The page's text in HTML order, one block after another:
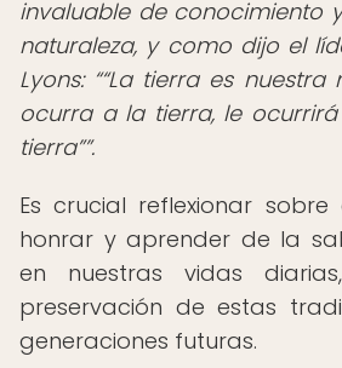
invaluable de conocimiento
naturaleza, y como dijo el
Lyons: “La tierra es nuestra
ocurra a la tierra, le
tierra” .
Es crucial reflexionar
honrar y aprender de la
en nuestras vidas
preservación de estas
generaciones futuras.